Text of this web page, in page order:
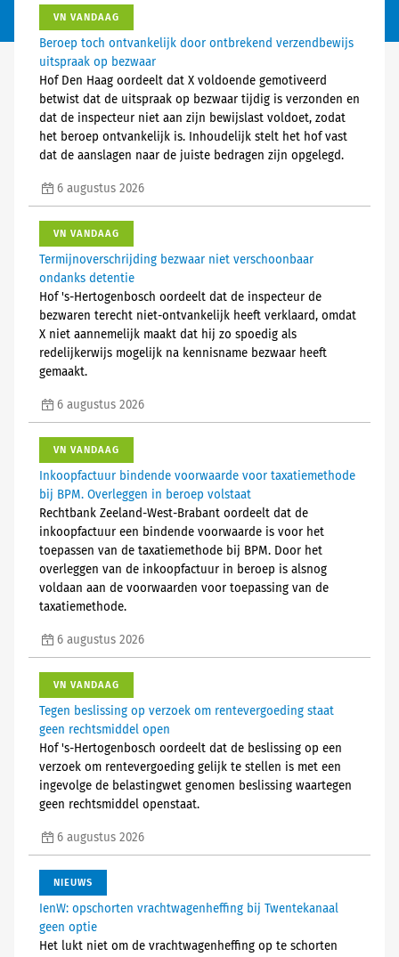
VN VANDAAG
Beroep toch ontvankelijk door ontbrekend verzendbewijs
uitspraak op bezwaar
Hof Den Haag oordeelt dat X voldoende gemotiveerd
betwist dat de uitspraak op bezwaar tijdig is verzonden en
dat de inspecteur niet aan zijn bewijslast voldoet, zodat
het beroep ontvankelijk is. Inhoudelijk stelt het hof vast
dat de aanslagen naar de juiste bedragen zijn opgelegd.
6 augustus 2026
VN VANDAAG
Termijnoverschrijding bezwaar niet verschoonbaar
ondanks detentie
Hof 's-Hertogenbosch oordeelt dat de inspecteur de
bezwaren terecht niet-ontvankelijk heeft verklaard, omdat
X niet aannemelijk maakt dat hij zo spoedig als
redelijkerwijs mogelijk na kennisname bezwaar heeft
gemaakt.
6 augustus 2026
VN VANDAAG
Inkoopfactuur bindende voorwaarde voor taxatiemethode
bij BPM. Overleggen in beroep volstaat
Rechtbank Zeeland-West-Brabant oordeelt dat de
inkoopfactuur een bindende voorwaarde is voor het
toepassen van de taxatiemethode bij BPM. Door het
overleggen van de inkoopfactuur in beroep is alsnog
voldaan aan de voorwaarden voor toepassing van de
taxatiemethode.
6 augustus 2026
VN VANDAAG
Tegen beslissing op verzoek om rentevergoeding staat
geen rechtsmiddel open
Hof 's-Hertogenbosch oordeelt dat de beslissing op een
verzoek om rentevergoeding gelijk te stellen is met een
ingevolge de belastingwet genomen beslissing waartegen
geen rechtsmiddel openstaat.
6 augustus 2026
NIEUWS
IenW: opschorten vrachtwagenheffing bij Twentekanaal
geen optie
Het lukt niet om de vrachtwagenheffing op te schorten